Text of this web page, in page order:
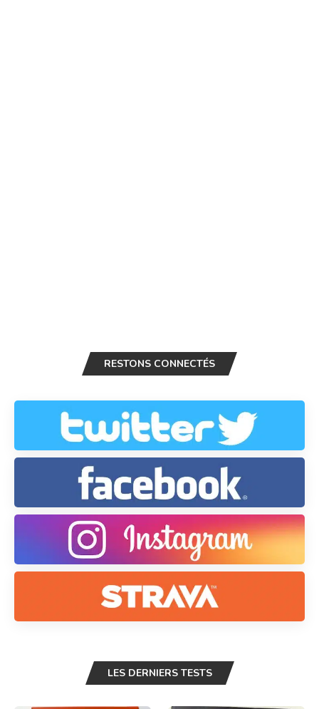
RESTONS CONNECTÉS
LES DERNIERS TESTS